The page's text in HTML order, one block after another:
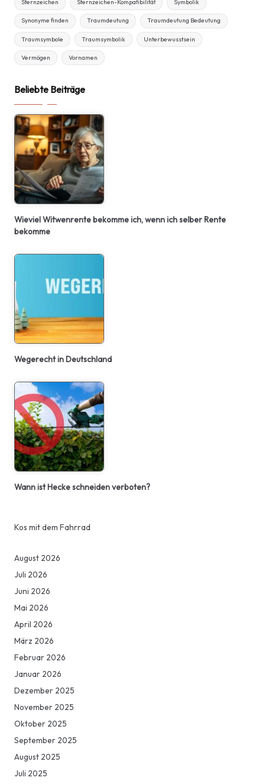
Sternzeichen Sternzeichen-Kompatibilität Symbolik
Synonyme finden Traumdeutung Traumdeutung Bedeutung
Traumsymbole Traumsymbolik Unterbewusstsein
Vermögen Vornamen
Beliebte Beiträge
Wieviel Witwenrente bekomme ich, wenn ich selber Rente
bekomme
Wegerecht in Deutschland
Wann ist Hecke schneiden verboten?
Kos mit dem Fahrrad
August 2026
Juli 2026
Juni 2026
Mai 2026
April 2026
März 2026
Februar 2026
Januar 2026
Dezember 2025
November 2025
Oktober 2025
September 2025
August 2025
Juli 2025